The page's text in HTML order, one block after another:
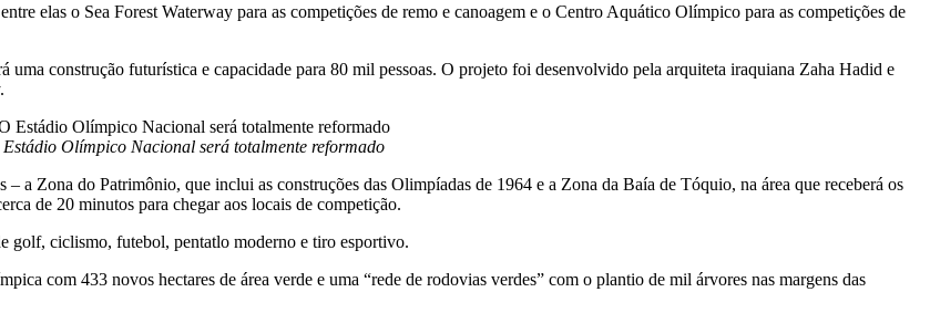
elas o Sea Forest Waterway para as competições de remo e canoagem e o Centro Aquático Olímpico para as competições de
uma construção futurística e capacidade para 80 mil pessoas. O projeto foi desenvolvido pela arquiteta iraquiana Zaha Hadid e
Olímpico Nacional será totalmente reformado
a Zona do Patrimônio, que inclui as construções das Olimpíadas de 1964 e a Zona da Baía de Tóquio, na área que receberá os
de 20 minutos para chegar aos locais de competição.
golf, ciclismo, futebol, pentatlo moderno e tiro esportivo.
com 433 novos hectares de área verde e uma “rede de rodovias verdes” com o plantio de mil árvores nas margens das